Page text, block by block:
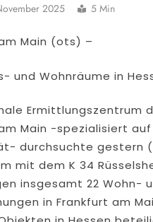
2025 5 Min
Main (ots) –
und Wohnräume in
Ermittlungszentrum
Main -spezialisiert
durchsuchte gestern
mit dem K 34
insgesamt 22 Wohn-
in Frankfurt am